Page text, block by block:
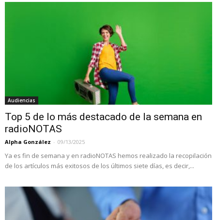
Audiencias
Top 5 de lo más destacado de la semana en
radioNOTAS
Alpha González - 09/13/2025
Ya es fin de semana y en radioNOTAS hemos realizado la recopilación
de los artículos más exitosos de los últimos siete días, es decir,...